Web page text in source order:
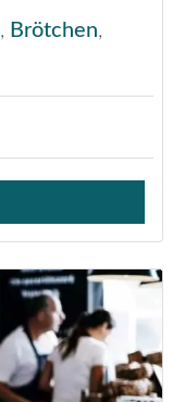
, Brötchen,